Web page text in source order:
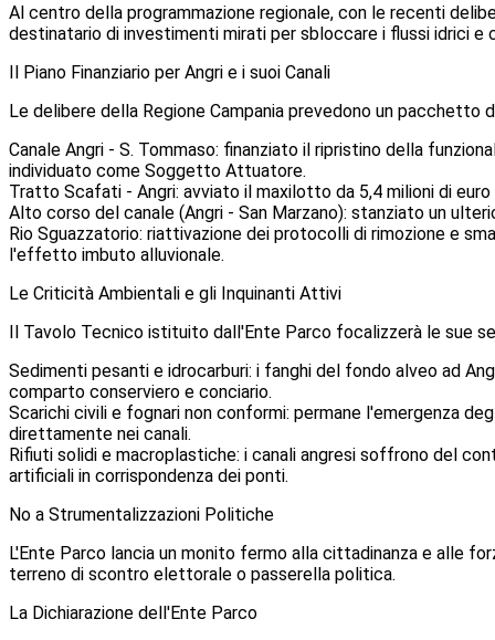
Al centro della programmazione regionale, con le recenti
destinatario di investimenti mirati per sbloccare i flussi idrici e
Il Piano Finanziario per Angri e i suoi Canali
Le delibere della Regione Campania prevedono un
Canale Angri - S. Tommaso: finanziato il ripristino della
individuato come Soggetto Attuatore.
Tratto Scafati - Angri: avviato il maxilotto da 5,4 milioni di
Alto corso del canale (Angri - San Marzano): stanziato un
Rio Sguazzatorio: riattivazione dei protocolli di rimozione e
l'effetto imbuto alluvionale.
Le Criticità Ambientali e gli Inquinanti Attivi
Il Tavolo Tecnico istituito dall'Ente Parco focalizzerà le sue
Sedimenti pesanti e idrocarburi: i fanghi del fondo alveo ad
comparto conserviero e conciario.
Scarichi civili e fognari non conformi: permane l'emergenza
direttamente nei canali.
Rifiuti solidi e macroplastiche: i canali angresi soffrono del
artificiali in corrispondenza dei ponti.
No a Strumentalizzazioni Politiche
L'Ente Parco lancia un monito fermo alla cittadinanza e alle
terreno di scontro elettorale o passerella politica.
La Dichiarazione dell'Ente Parco